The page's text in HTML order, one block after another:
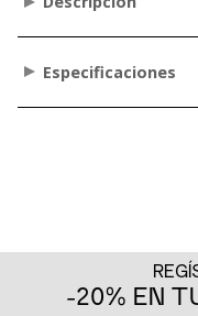
Especificaciones
-20% EN